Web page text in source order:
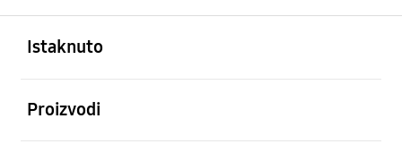
Istaknuto
Proizvodi